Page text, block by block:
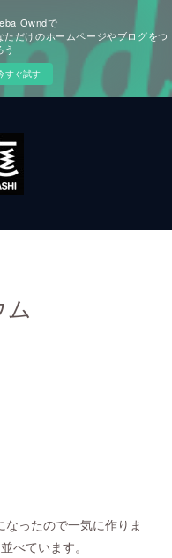
Owndで
ただけのホームページやブログをつ
う
すぐ試す
ム
ったので一気に作りま
べています。